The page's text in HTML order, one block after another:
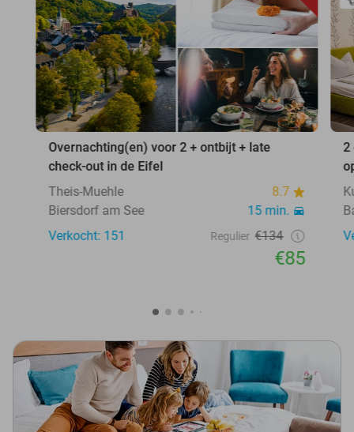
Overnachting(en) voor 2 + ontbijt + late
check-out in de Eifel
Theis-Muehle
8.7
Biersdorf am See
15 min.
Verkocht: 151
Regulier €134
€85
2